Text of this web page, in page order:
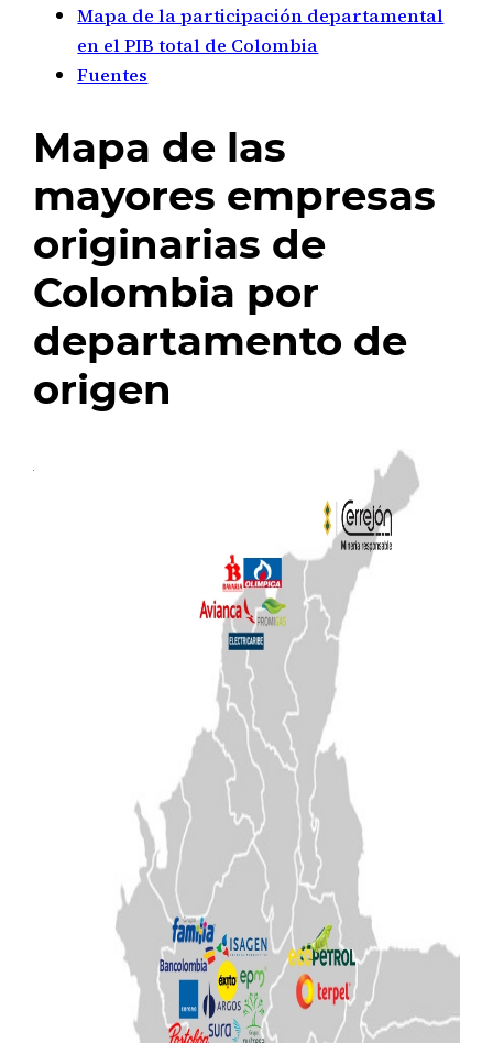
Mapa de la participación departamental
en el PIB total de Colombia
Fuentes
Mapa de las
mayores empresas
originarias de
Colombia por
departamento de
origen